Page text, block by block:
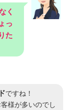
く
っ
た
ですね！
様が多いのでし